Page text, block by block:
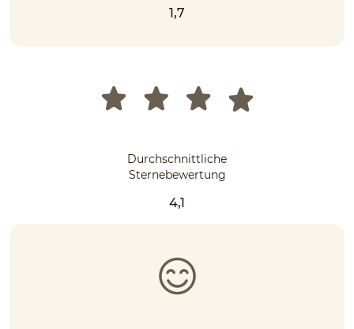
1,7
Durchschnittliche
Sternebewertung
4,1